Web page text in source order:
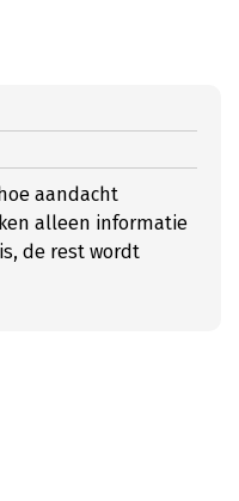
aandacht
alleen informatie
de rest wordt